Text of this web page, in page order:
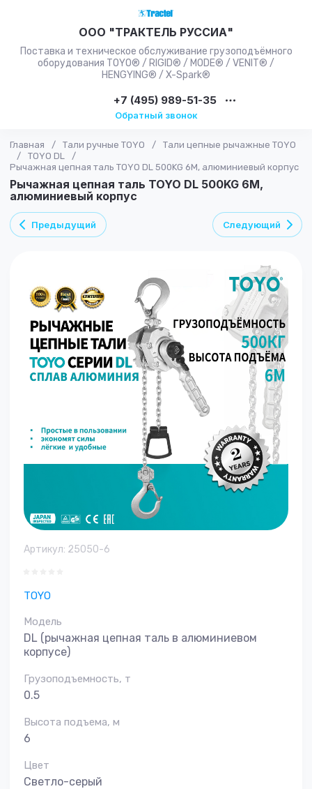
ООО "ТРАКТЕЛЬ РУССИА"
Поставка и техническое обслуживание грузоподъёмного
оборудования TOYO® / RIGID® / MODE® / VENIT® /
HENGYING® / X-Spark®
+7 (495) 989-51-35
Обратный звонок
Главная / Тали ручные TOYO /
Тали цепные рычажные TOYO
/
TOYO DL
/
Рычажная цепная таль TOYO DL 500KG 6M, алюминиевый корпус
Рычажная цепная таль TOYO DL 500KG 6M,
алюминиевый корпус
Предыдущий Следующий
Артикул: 25050-6
TOYO
Модель
DL (рычажная цепная таль в алюминиевом
корпусе)
Грузоподъемность, т
0.5
Высота подъема, м
6
Цвет
Светло-серый